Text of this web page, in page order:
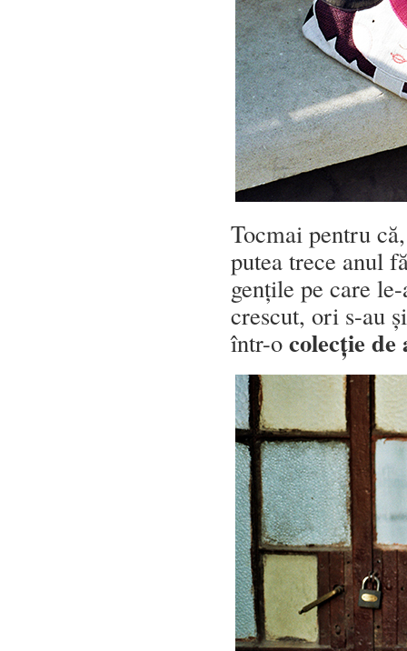
Tocmai pentru
putea trece anul
gențile pe care
crescut, ori s-au
într-o colecție de